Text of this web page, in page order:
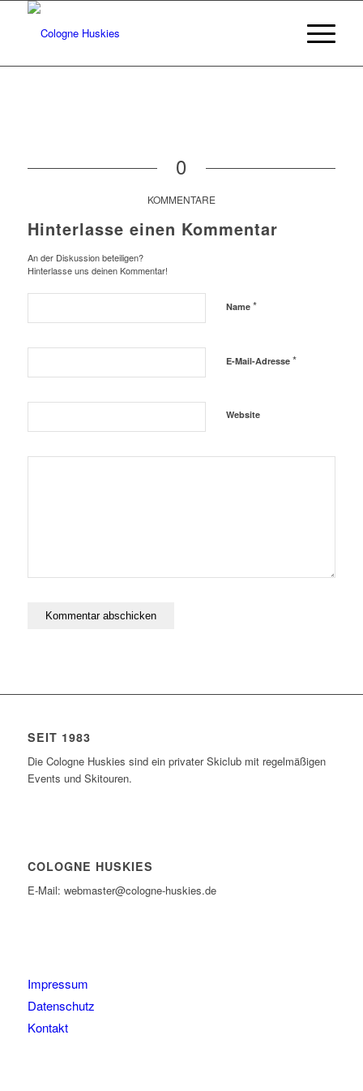
0
KOMMENTARE
Hinterlasse einen Kommentar
An der Diskussion beteiligen?
Hinterlasse uns deinen Kommentar!
Name *
E-Mail-Adresse *
Website
SEIT 1983
Die Cologne Huskies sind ein privater Skiclub mit regelmäßigen
Events und Skitouren.
COLOGNE HUSKIES
E-Mail: webmaster@cologne-huskies.de
Impressum
Datenschutz
Kontakt